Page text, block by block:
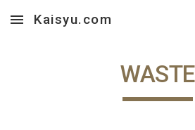
Skip to main content
Kaisyu.com
WASTE